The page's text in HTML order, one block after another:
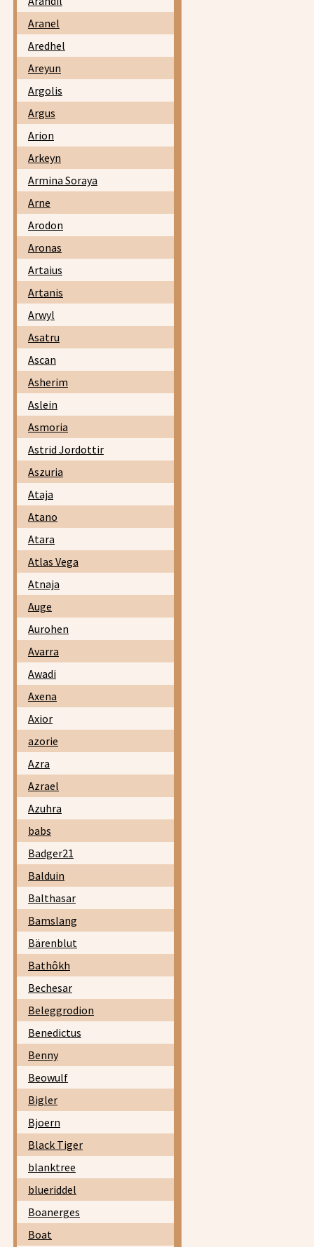
Aranel
Aredhel
Areyun
Argolis
Argus
Arion
Arkeyn
Armina Soraya
Arne
Arodon
Aronas
Artaius
Artanis
Arwyl
Asatru
Ascan
Asherim
Aslein
Asmoria
Astrid Jordottir
Aszuria
Ataja
Atano
Atara
Atlas Vega
Atnaja
Auge
Aurohen
Avarra
Awadi
Axena
Axior
azorie
Azra
Azrael
Azuhra
babs
Badger21
Balduin
Balthasar
Bamslang
Bärenblut
Bathôkh
Bechesar
Beleggrodion
Benedictus
Benny
Beowulf
Bigler
Bjoern
Black Tiger
blanktree
blueriddel
Boanerges
Boat